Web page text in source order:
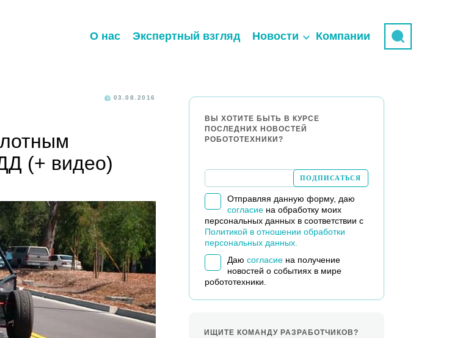
О нас Экспертный взгляд Новости Компании
03.08.2016
(+ видео)
ВЫ ХОТИТЕ БЫТЬ В КУРСЕ
ПОСЛЕДНИХ НОВОСТЕЙ
РОБОТОТЕХНИКИ?
Отправляя данную форму, даю
согласиена обработку моих
персональных данных в соответствии с
Политикой в отношении обработки
персональных данных.
Даю согласиена получение
новостей о событиях в мире
робототехники.
ИЩИТЕ КОМАНДУ РАЗРАБОТЧИКОВ?